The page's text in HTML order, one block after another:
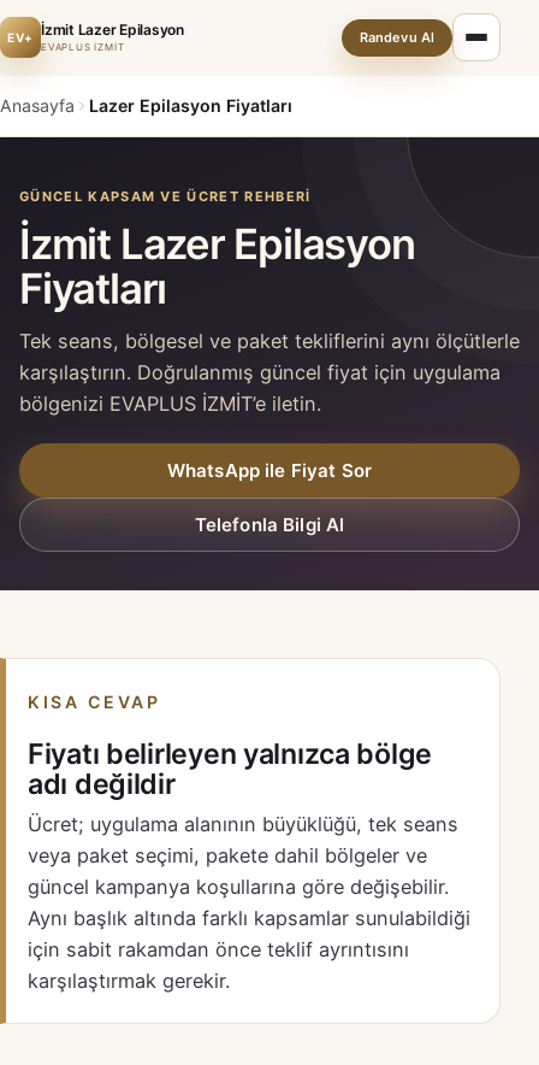
EV+ İzmit Lazer Epilasyon
EVAPLUS İZMİT
Randevu Al
Anasayfa Lazer Epilasyon Fiyatları
GÜNCEL KAPSAM VE ÜCRET REHBERI
İzmit Lazer Epilasyon
Fiyatları
Tek seans, bölgesel ve paket tekliflerini aynı ölçütlerle
karşılaştırın. Doğrulanmış güncel fiyat için uygulama
bölgenizi EVAPLUS İZMİT’e iletin.
WhatsApp ile Fiyat Sor
Telefonla Bilgi Al
KISA CEVAP
Fiyatı belirleyen yalnızca bölge
adı değildir
Ücret; uygulama alanının büyüklüğü, tek seans
veya paket seçimi, pakete dahil bölgeler ve
güncel kampanya koşullarına göre değişebilir.
Aynı başlık altında farklı kapsamlar sunulabildiği
için sabit rakamdan önce teklif ayrıntısını
karşılaştırmak gerekir.